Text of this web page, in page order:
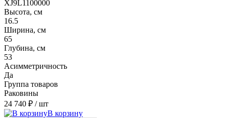
XJ9L1100000
Высота, см
16.5
Ширина, см
65
Глубина, см
53
Асимметричность
Да
Группа товаров
Раковины
24 740 ₽ / шт
В корзину